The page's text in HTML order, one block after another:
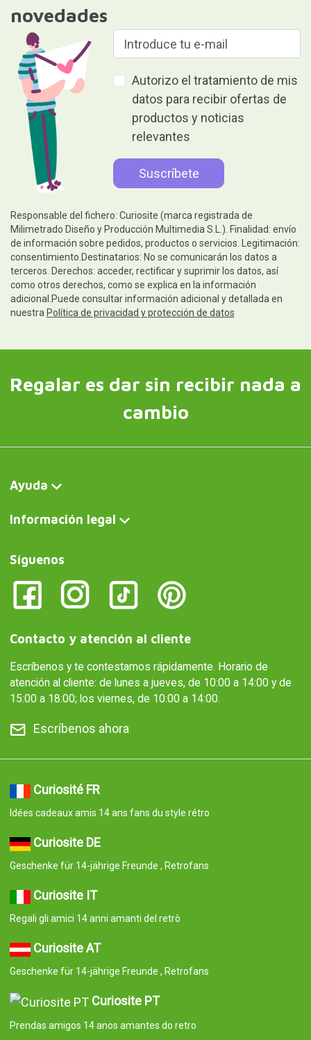
novedades
Autorizo el tratamiento de mis
datos para recibir ofertas de
productos y noticias
relevantes
Responsable del fichero: Curiosite (marca registrada de
Milimetrado Diseño y Producción Multimedia S.L.). Finalidad: envío
de información sobre pedidos, productos o servicios. Legitimación:
consentimiento.Destinatarios: No se comunicarán los datos a
terceros. Derechos: acceder, rectificar y suprimir los datos, así
como otros derechos, como se explica en la información
adicional.Puede consultar información adicional y detallada en
nuestra Política de privacidad y protección de datos
Regalar es dar sin recibir nada a
cambio
Ayuda
Información legal
Síguenos
Contacto y atención al cliente
Escríbenos y te contestamos rápidamente. Horario de
atención al cliente: de lunes a jueves, de 10:00 a 14:00 y de
15:00 a 18:00; los viernes, de 10:00 a 14:00.
Escríbenos ahora
Curiosité FR
Idées cadeaux amis 14 ans fans du style rétro
Curiosite DE
Geschenke für 14-jährige Freunde , Retrofans
Curiosite IT
Regali gli amici 14 anni amanti del retrò
Curiosite AT
Geschenke für 14-jährige Freunde , Retrofans
Curiosite PT
Prendas amigos 14 anos amantes do retro